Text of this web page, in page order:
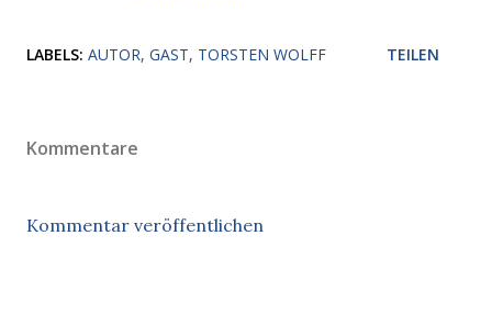
LABELS: AUTOR GAST TORSTEN WOLFF TEILEN
Kommentare
Kommentar veröffentlichen